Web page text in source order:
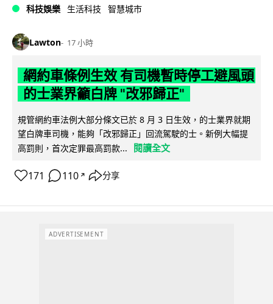
科技娛樂 生活科技 智慧城市
Lawton 17 小時
網約車條例生效 有司機暫時停工避風頭
的士業界籲白牌 "改邪歸正"
規管網約車法例大部分條文已於 8 月 3 日生效，的士業界就期
望白牌車司機，能夠「改邪歸正」回流駕駛的士。新例大幅提
高罰則，首次定罪最高罰款...
閱讀全文
171 110 ↗ 分享
ADVERTISEMENT